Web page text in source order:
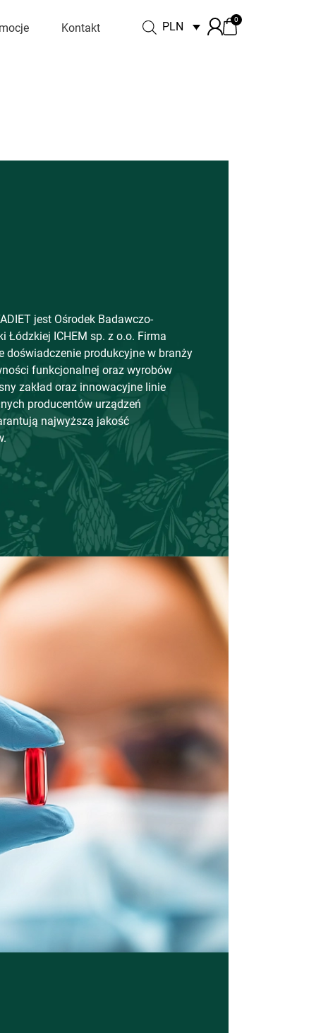
Kontakt PLN
0
jest Ośrodek Badawczo-
Łódzkiej ICHEM sp. z o.o. Firma
doświadczenie produkcyjne w branży
funkcjonalnej oraz wyrobów
zakład oraz innowacyjne linie
producentów urządzeń
najwyższą jakość